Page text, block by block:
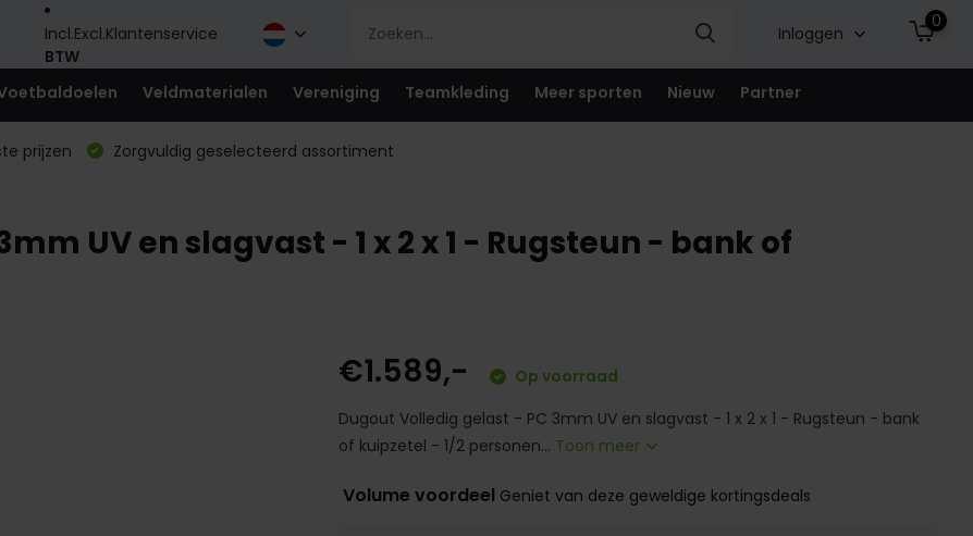
Incl.Excl.
BTW
Klantenservice Inloggen
0
Veldmaterialen Vereniging Teamkleding Meer sporten Nieuw Partner
prijzen
Zorgvuldig geselecteerd assortiment
UV en slagvast - 1 x 2 x 1 - Rugsteun - bank of
€1.589,-
Op voorraad
Dugout Volledig gelast - PC 3mm UV en slagvast - 1 x 2 x 1 - Rugsteun - bank
of kuipzetel - 1/2 personen... Toon meer
Volume voordeel Geniet van deze geweldige kortingsdeals